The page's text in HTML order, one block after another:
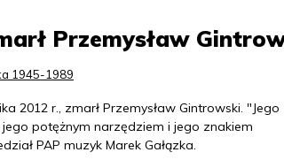
Przemysław
1945-1989
2012 r., zmarł Przemysław Gintrowski. "Jego
jego potężnym narzędziem i jego znakiem
PAP muzyk Marek Gałązka.